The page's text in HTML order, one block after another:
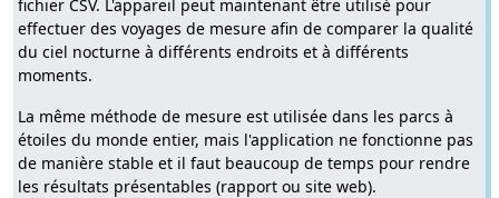
fichier CSV. L'appareil peut maintenant être utilisé pour
effectuer des voyages de mesure afin de comparer la qualité
du ciel nocturne à différents endroits et à différents
moments.
La même méthode de mesure est utilisée dans les parcs à
étoiles du monde entier, mais l'application ne fonctionne pas
de manière stable et il faut beaucoup de temps pour rendre
les résultats présentables (rapport ou site web).